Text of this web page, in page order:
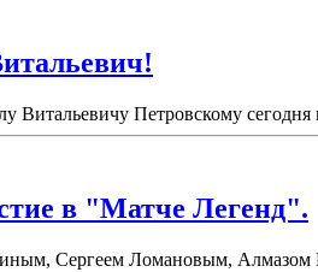
Петровскому сегодня
в "Матче Легенд".
Сергеем Ломановым,